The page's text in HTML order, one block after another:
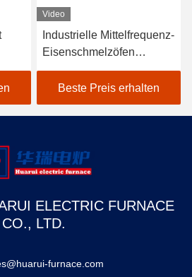
Video
Industrielle Mittelfrequenz-
Eisenschmelzöfen
Elektröfen Schnelle
Schmelzzeit
Beste Preis erhalten
ELECTRIC FURNACE
CO., LTD.
furnace.com